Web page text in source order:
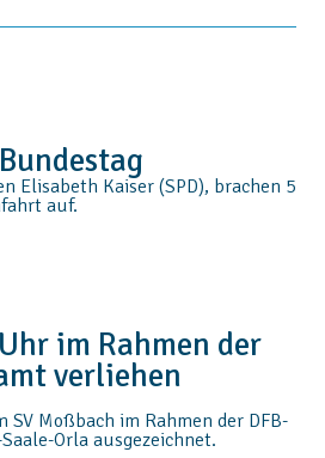
Elisabeth Kaiser (SPD), brachen 5
auf.
im Rahmen der
verliehen
SV Moßbach im Rahmen der DFB-
Orla ausgezeichnet.